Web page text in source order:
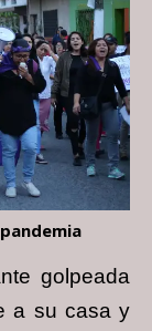
golpeada
a su casa y